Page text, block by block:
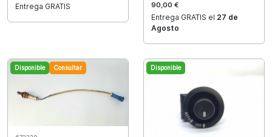
Entrega GRATIS 90,00 €
Entrega GRATIS el 27 de
Agosto
Disponible Consultar Disponible